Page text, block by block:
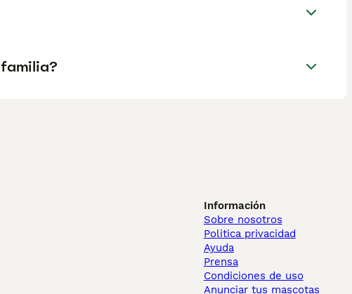
Información
Sobre nosotros
Politica privacidad
Ayuda
Prensa
Condiciones de uso
Anunciar tus mascotas